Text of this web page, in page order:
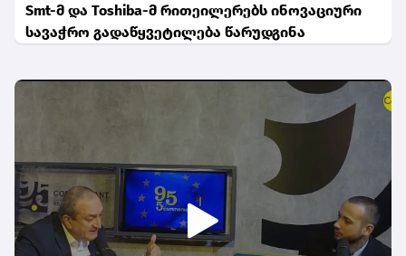
Smt-მ და Toshiba-მ რითეილერებს ინოვაციური
სავაჭრო გადაწყვეტილება წარუდგინა